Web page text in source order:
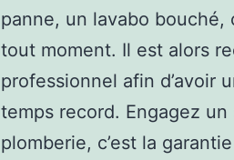
panne, un lavabo
tout moment. Il est alors
professionnel afin d’avoir
temps record. Engagez
plomberie, c’est la